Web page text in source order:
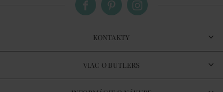
KONTAKTY
VIAC O BUTLERS